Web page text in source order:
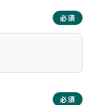
必須
必須